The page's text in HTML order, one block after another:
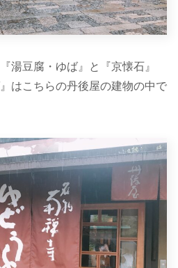
湯豆腐・ゆば』と『京懐石』
はこちらの丹後屋の建物の中で